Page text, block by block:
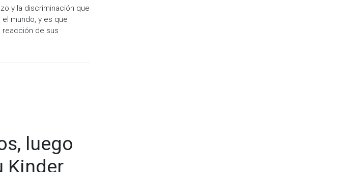
y la discriminación que
mundo, y es que
reacción de sus
y afecta, entre
de que ofreciera una
de su esposo, quien
luego
Kinder